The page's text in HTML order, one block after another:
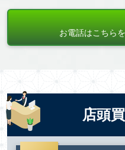
お電話はこちら
店頭